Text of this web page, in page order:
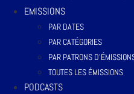
EMISSIONS
PAR DATES
PAR CATÉGORIES
PAR PATRONS
TOUTES LES ÉMISSIONS
PODCASTS